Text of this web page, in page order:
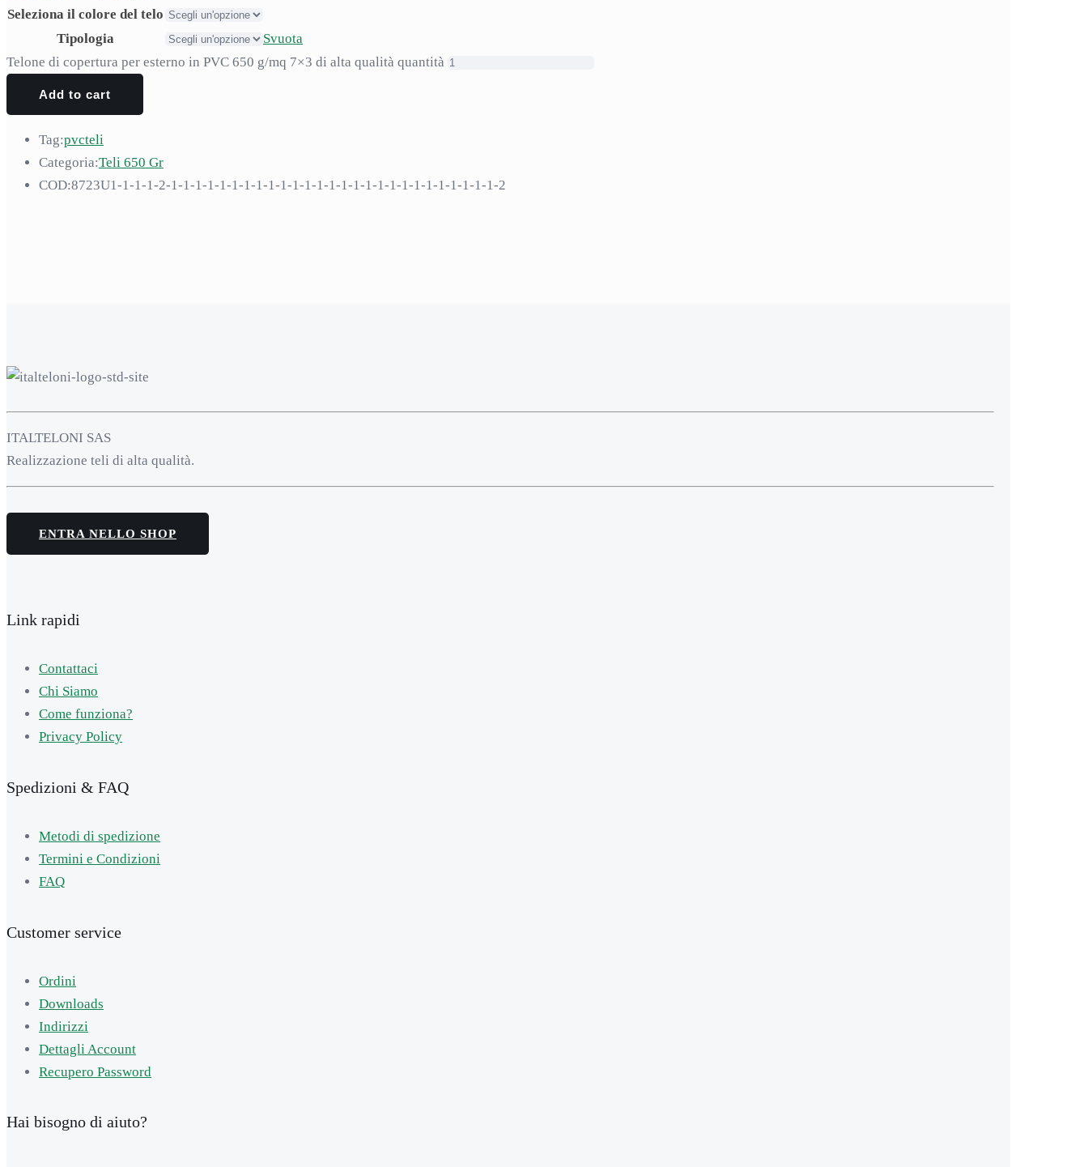
Seleziona il colore del telo
Tipologia
Svuota
Telone di copertura per esterno in PVC 650 g/mq 7×3 di alta qualità quantità
Add to cart
Tag:pvcteli
Categoria:Teli 650 Gr
COD:8723U1-1-1-1-2-1-1-1-1-1-1-1-1-1-1-1-1-1-1-1-1-1-1-1-1-1-1-1-1-1-1-1-2
ITALTELONI SAS
Realizzazione teli di alta qualità.
ENTRA NELLO SHOP
Link rapidi
Contattaci
Chi Siamo
Come funziona?
Privacy Policy
Spedizioni & FAQ
Metodi di spedizione
Termini e Condizioni
FAQ
Customer service
Ordini
Downloads
Indirizzi
Dettagli Account
Recupero Password
Hai bisogno di aiuto?